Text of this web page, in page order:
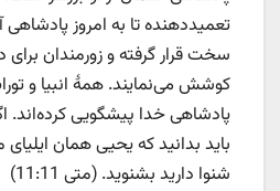
تعمید‌دهنده تا به امروز
سخت قرار گرفته و زورمندان
کوشش می‌نمایند. همهٔ انبیا و
پادشاهی خدا پیشگویی کرده‌اند.
باید بدانید که یحیی همان
شنوا دارید بشنوید. (متی 11:11)